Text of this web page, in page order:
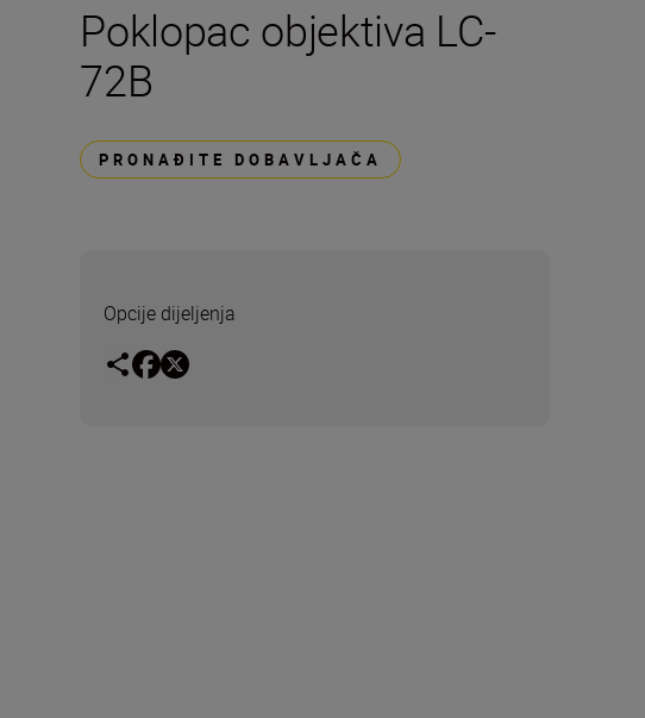
Poklopac objektiva LC-
72B
PRONAĐITE DOBAVLJAČA
Opcije dijeljenja